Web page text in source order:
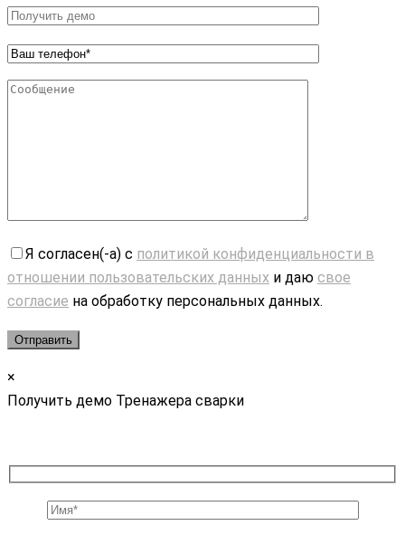
Я согласен(-а) с политикой конфиденциальности в
отношении пользовательских данных и даю свое
согласие на обработку персональных данных.
×
Получить демо Тренажера сварки